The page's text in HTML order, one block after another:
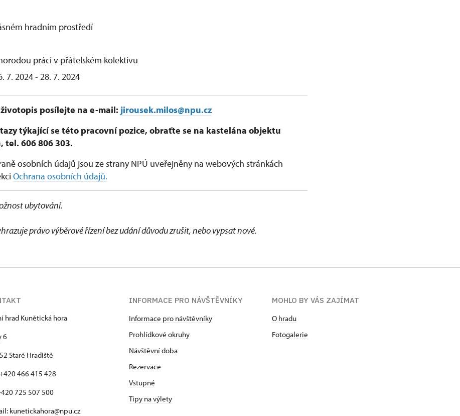
hradním prostředí
práci v přátelském kolektivu
7. 2024 - 28. 7. 2024
posílejte na e-mail: jirousek.milos@npu.cz
týkající se této pracovní pozice, obraťte se na kastelána objektu
tel. 606 806 303.
osobních údajů jsou ze strany NPÚ uveřejněny na webových stránkách
Ochrana osobních údajů.
ubytování.
právo výběrové řízení bez udání důvodu zrušit, nebo vypsat nové.
hrad Kunětická hora
6
Staré Hradiště
466 415 428
725 507 500
kunetickahora@npu.cz
INFORMACE PRO NÁVŠTĚVNÍKY
Informace pro návštěvníky
Prohlídkové okruhy
Návštěvní doba
Rezervace
Vstupné
Tipy na výlety
MOHLO BY VÁS ZAJÍMAT
O hradu
Fotogalerie